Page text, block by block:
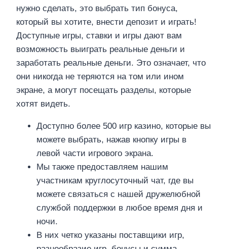
нужно сделать, это выбрать тип бонуса,
который вы хотите, внести депозит и играть!
Доступные игры, ставки и игры дают вам
возможность выиграть реальные деньги и
заработать реальные деньги. Это означает, что
они никогда не теряются на том или ином
экране, а могут посещать разделы, которые
хотят видеть.
Доступно более 500 игр казино, которые вы
можете выбрать, нажав кнопку игры в
левой части игрового экрана.
Мы также предоставляем нашим
участникам круглосуточный чат, где вы
можете связаться с нашей дружелюбной
службой поддержки в любое время дня и
ночи.
В них четко указаны поставщики игр,